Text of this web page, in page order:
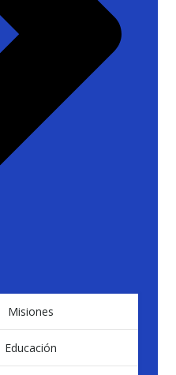
Misiones
Educación